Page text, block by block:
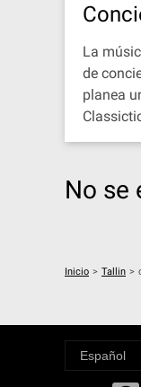
La
de
planea
No se
Inicio > Tallin >